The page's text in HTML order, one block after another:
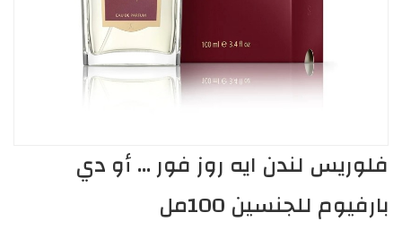
فلوريس لندن ايه روز فور ... أو دي
بارفيوم للجنسين 100مل